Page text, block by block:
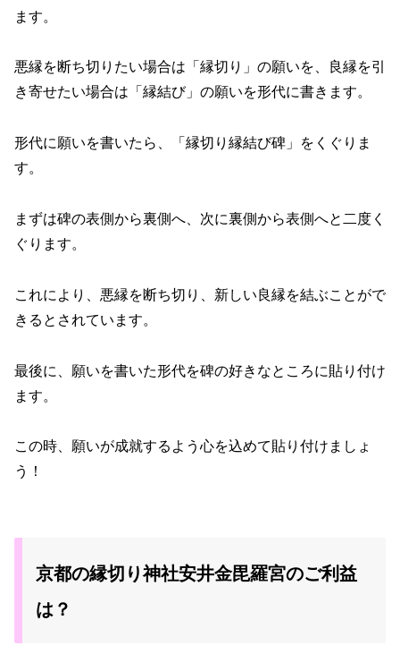
ます。
悪縁を断ち切りたい場合は「縁切り」の願いを、良縁を引
き寄せたい場合は「縁結び」の願いを形代に書きます。
形代に願いを書いたら、「縁切り縁結び碑」をくぐりま
す。
まずは碑の表側から裏側へ、次に裏側から表側へと二度く
ぐります。
これにより、悪縁を断ち切り、新しい良縁を結ぶことがで
きるとされています。
最後に、願いを書いた形代を碑の好きなところに貼り付け
ます。
この時、願いが成就するよう心を込めて貼り付けましょ
う！
京都の縁切り神社安井金毘羅宮のご利益
は？